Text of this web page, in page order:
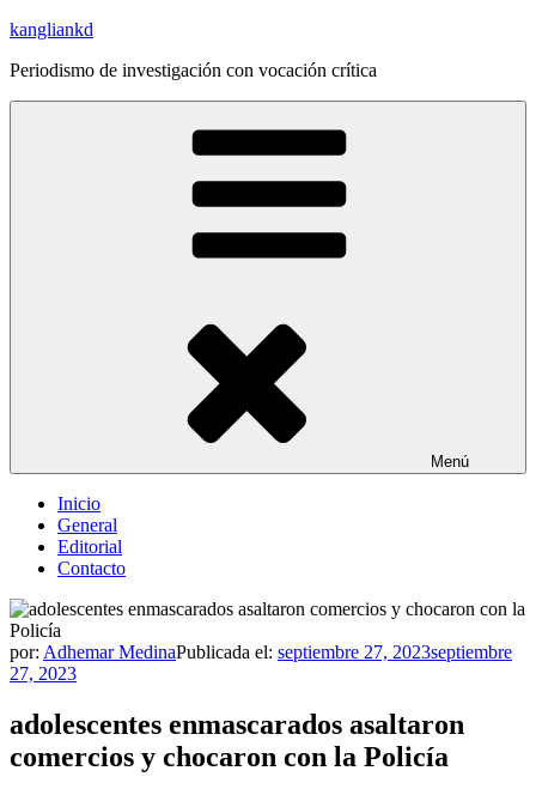
Saltar
contenido
kangliankd
Periodismo de investigación con vocación crítica
Menú
Inicio
General
Editorial
Contacto
por: Adhemar MedinaPublicada el: septiembre 27, 2023septiembre
27, 2023
adolescentes enmascarados asaltaron
comercios y chocaron con la Policía